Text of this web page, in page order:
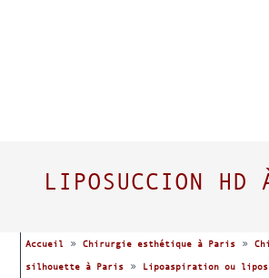
LIPOSUCCION HD
Accueil » Chirurgie esthétique à Paris»
silhouette à Paris» Lipoaspiration ou